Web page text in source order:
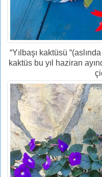
“Yılbaşı kaktüsü
kaktüs bu yıl haziran